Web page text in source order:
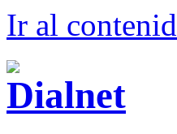
Ir al contenid